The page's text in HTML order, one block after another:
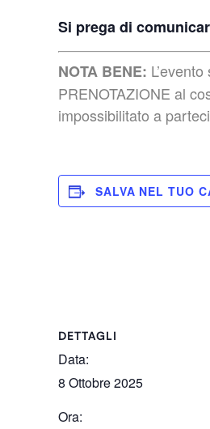
Si prega di
NOTA BENE:
PRENOTAZIONE al
impossibilitato a
SALVA NEL TUO
DETTAGLI
Data:
8 Ottobre 2025
Ora: